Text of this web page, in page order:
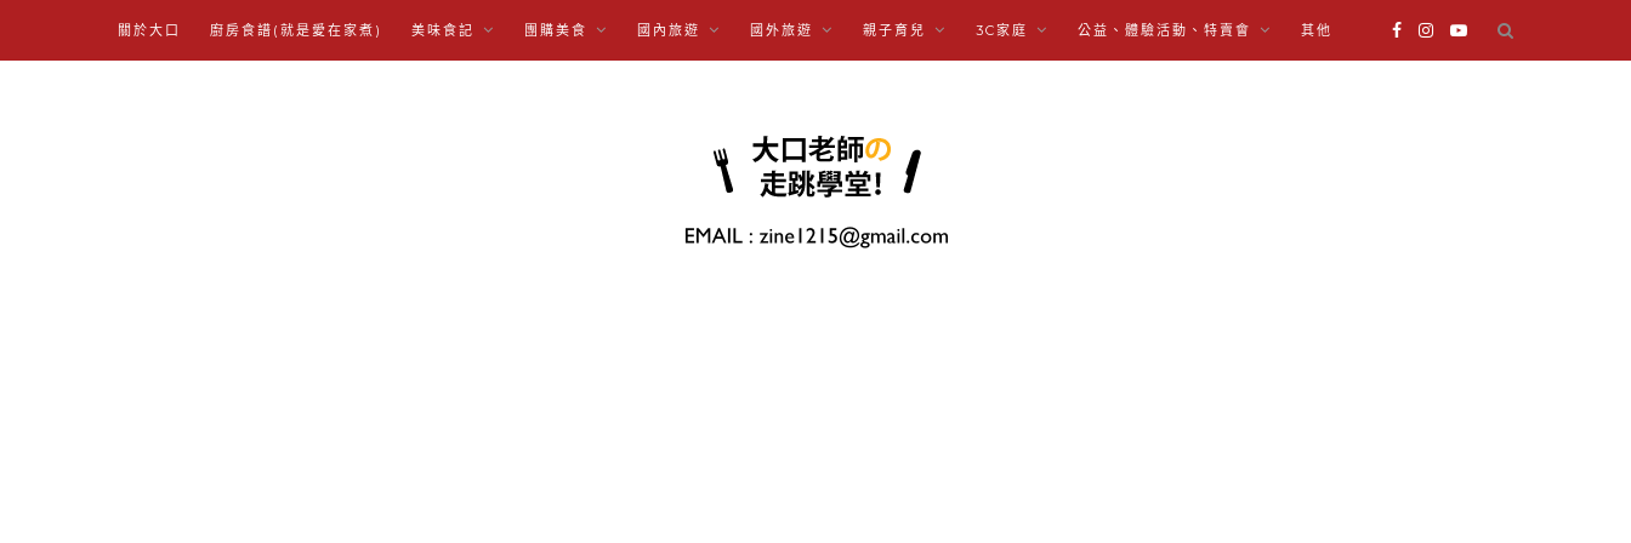
關於大口 廚房食譜(就是愛在家煮) 美味食記 團購美食 國內旅遊 國外旅遊 親子育兒 3C家庭 公益、體驗活動、特賣會 其他